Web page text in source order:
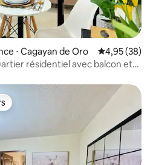
⋅ Cagayan de Oro Évaluation
4,95 (38)
résidentiel avec balcon et